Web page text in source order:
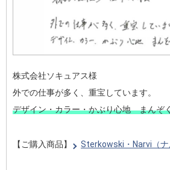
株式会社ソキュアス様
外での仕事が多く、重宝しています。
デザイン・カラー・かぶり心地 まんぞ
【ご購入商品】 Sterkowski・Narvi（ナ